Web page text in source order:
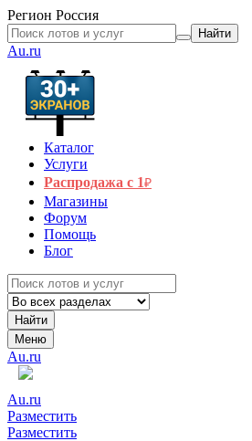
Регион Россия
Найти
Au.ru
Каталог
Услуги
Распродажа с 1₽
Магазины
Форум
Помощь
Блог
Найти
Меню
Au.ru
Au.ru
Разместить
Разместить